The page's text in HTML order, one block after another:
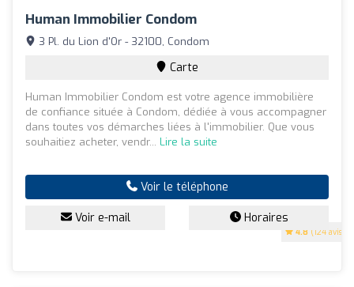
Human Immobilier Condom
4.8 (124 avis)
3 Pl. du Lion d'Or - 32100, Condom
Carte
Human Immobilier Condom est votre agence immobilière
de confiance située à Condom, dédiée à vous accompagner
dans toutes vos démarches liées à l'immobilier. Que vous
souhaitiez acheter, vendr... Lire la suite
Voir le téléphone
Voir e-mail Horaires